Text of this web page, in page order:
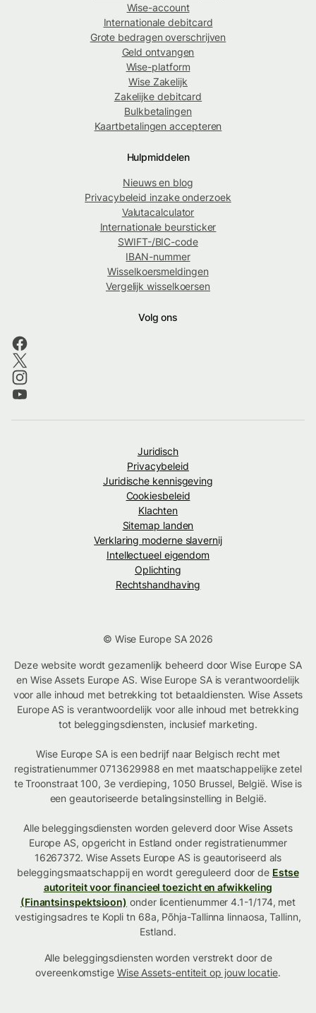
Wise-account
Internationale debitcard
Grote bedragen overschrijven
Geld ontvangen
Wise-platform
Wise Zakelijk
Zakelijke debitcard
Bulkbetalingen
Kaartbetalingen accepteren
Hulpmiddelen
Nieuws en blog
Privacybeleid inzake onderzoek
Valutacalculator
Internationale beursticker
SWIFT-/BIC-code
IBAN-nummer
Wisselkoersmeldingen
Vergelijk wisselkoersen
Volg ons
Juridisch
Privacybeleid
Juridische kennisgeving
Cookiesbeleid
Klachten
Sitemap landen
Verklaring moderne slavernij
Intellectueel eigendom
Oplichting
Rechtshandhaving
© Wise Europe SA 2026
Deze website wordt gezamenlijk beheerd door Wise Europe SA
en Wise Assets Europe AS. Wise Europe SA is verantwoordelijk
voor alle inhoud met betrekking tot betaaldiensten. Wise Assets
Europe AS is verantwoordelijk voor alle inhoud met betrekking
tot beleggingsdiensten, inclusief marketing.
Wise Europe SA is een bedrijf naar Belgisch recht met
registratienummer 0713629988 en met maatschappelijke zetel
te Troonstraat 100, 3e verdieping, 1050 Brussel, België. Wise is
een geautoriseerde betalingsinstelling in België.
Alle beleggingsdiensten worden geleverd door Wise Assets
Europe AS, opgericht in Estland onder registratienummer
16267372. Wise Assets Europe AS is geautoriseerd als
beleggingsmaatschappij en wordt gereguleerd door de Estse
autoriteit voor financieel toezicht en afwikkeling
(Finantsinspektsioon) onder licentienummer 4.1-1/174, met
vestigingsadres te Kopli tn 68a, Põhja-Tallinna linnaosa, Tallinn,
Estland.
Alle beleggingsdiensten worden verstrekt door de
overeenkomstige Wise Assets-entiteit op jouw locatie.